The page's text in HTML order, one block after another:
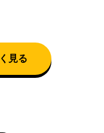
定に関するご連
見る